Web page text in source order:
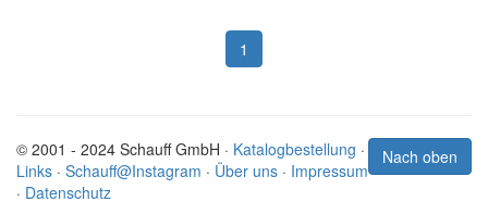
1
Nach oben
© 2001 - 2024 Schauff GmbH · Katalogbestellung ·
Links · Schauff@Instagram · Über uns · Impressum
· Datenschutz